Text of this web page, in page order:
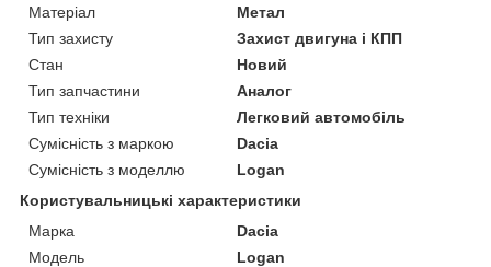
Матеріал
Метал
Тип захисту
Захист двигуна і КПП
Стан
Новий
Тип запчастини
Аналог
Тип техніки
Легковий автомобіль
Сумісність з маркою
Dacia
Сумісність з моделлю
Logan
Користувальницькі характеристики
Марка
Dacia
Модель
Logan